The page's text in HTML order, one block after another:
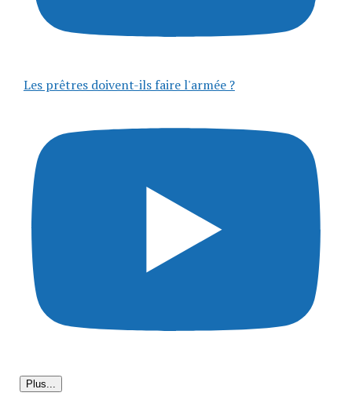
Les prêtres doivent-ils faire l'armée ?
Plus...